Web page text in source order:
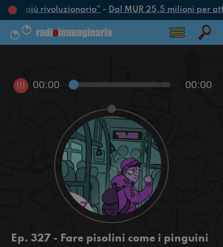
più rivoluzionario”- Dal MUR 25,5 milioni per
!!! 00:00 00:00
Ep. 327 - Fare pisolini come i pinguini